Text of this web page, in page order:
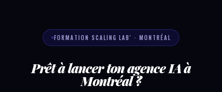
FORMATION SCALING LAB' · MONTRÉAL
Prêt à lancer ton agence IA à
Montréal ?